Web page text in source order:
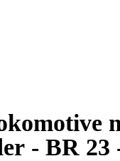
- BR 23